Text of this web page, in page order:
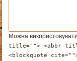
Можна
title=""> <abbr
<blockquote